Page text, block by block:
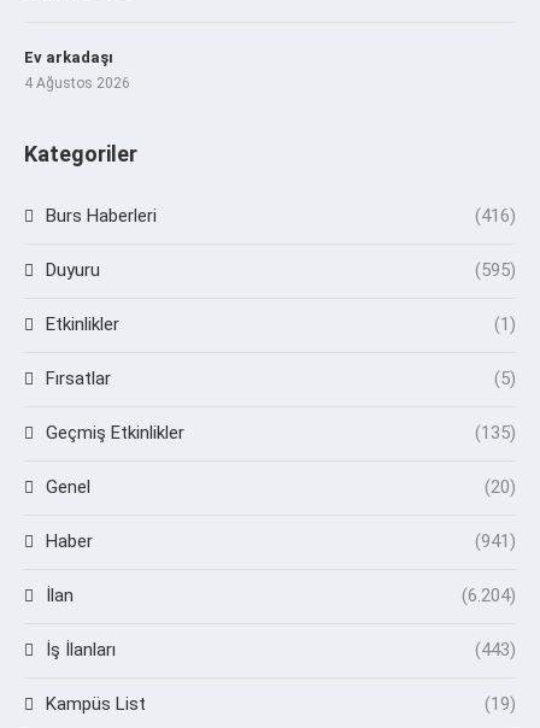
Ev arkadaşı
4 Ağustos 2026
Kategoriler
Burs Haberleri (416)
Duyuru (595)
Etkinlikler (1)
Fırsatlar (5)
Geçmiş Etkinlikler (135)
Genel (20)
Haber (941)
İlan (6.204)
İş İlanları (443)
Kampüs List (19)